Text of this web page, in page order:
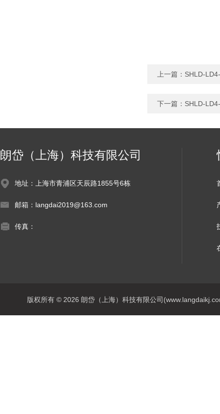
上一篇： SHLD-
下一篇： SHLD-
朗岱（上海）科技有限公司
地址：上海市青浦区天辰路1855号6栋
邮箱：langdai2019@163.com
传真：
版权所有 © 2026 朗岱（上海）科技有限公司